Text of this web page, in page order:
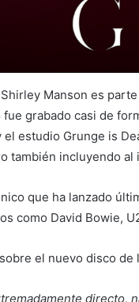
Manson es
grabado casi de
el estudio Grunge is
también incluyendo al
que ha lanzado
como David Bowie,
el nuevo disco de
directo,